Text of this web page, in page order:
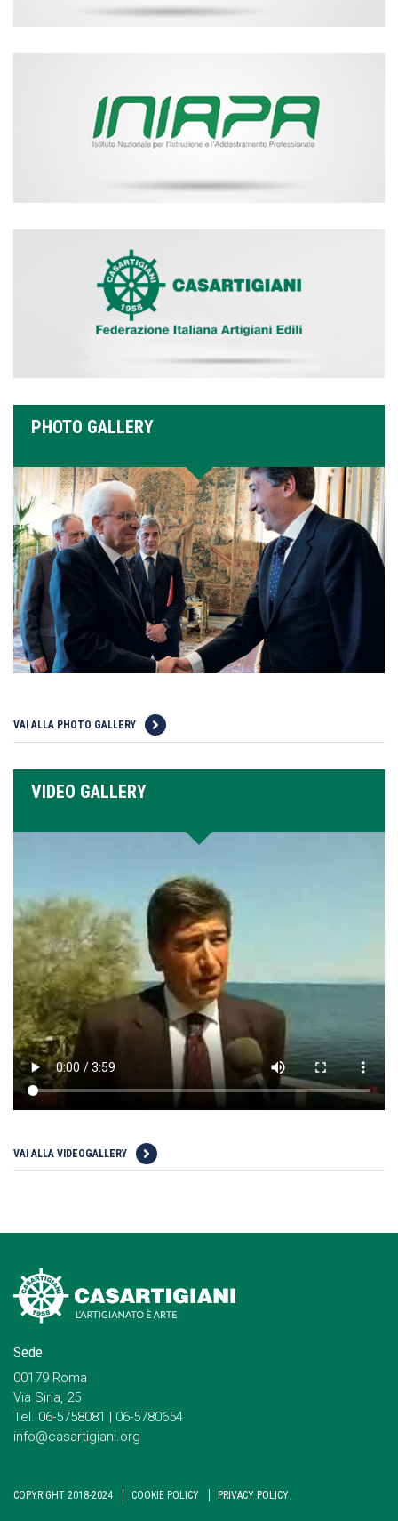
PHOTO GALLERY
VAI ALLA PHOTO GALLERY
VIDEO GALLERY
VAI ALLA VIDEOGALLERY
Sede
00179 Roma
Via Siria, 25
Tel. 06-5758081 | 06-5780654
info@casartigiani.org
COPYRIGHT 2018-2024 COOKIE POLICY PRIVACY POLICY